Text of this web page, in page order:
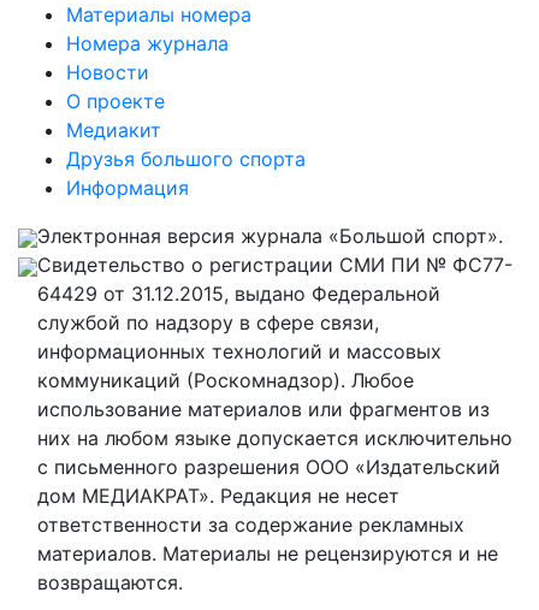
Материалы номера
Номера журнала
Новости
О проекте
Медиакит
Друзья большого спорта
Информация
Электронная версия журнала «Большой спорт».
Свидетельство о регистрации СМИ ПИ № ФС77-
64429 от 31.12.2015, выдано Федеральной
службой по надзору в сфере связи,
информационных технологий и массовых
коммуникаций (Роскомнадзор). Любое
использование материалов или фрагментов из
них на любом языке допускается исключительно
с письменного разрешения ООО «Издательский
дом МЕДИАКРАТ». Редакция не несет
ответственности за содержание рекламных
материалов. Материалы не рецензируются и не
возвращаются.